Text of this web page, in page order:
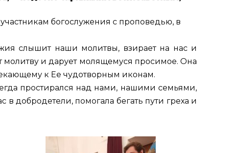
богослужения с проповедью, в
слышит наши молитвы, взирает на нас и
и дарует молящемуся просимое. Она
к Ее чудотворным иконам.
простирался над нами, нашими семьями,
помогала бегать пути греха и